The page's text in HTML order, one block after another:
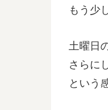
もう少
土曜日
さらに
という